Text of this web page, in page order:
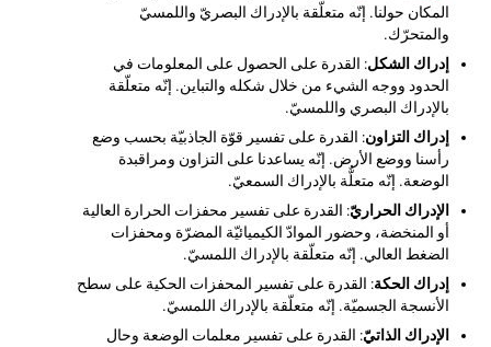
المكان حولنا. إنّه متعلّقة بالإدراك البصريّ واللمسيّ
والمتحرّك.
إدراك الشكل: القدرة على الحصول على المعلومات في
الحدود ووجه الشيء من خلال شكله والتباين. إنّه متعلّقة
بالإدراك البصري واللمسيّ.
إدراك التزاون: القدرة على تفسير قوّة الجاذبيّة بحسب وضع
رأسنا ووضع الأرض. إنّه يساعدنا على التزاون ومراقبدة
الوضعة. إنّه متعلٌّة بالإدراك السمعيّ.
الإدراك الحراريّ: القدرة على تفسير محفزات الحرارة العالية
أو المنخضة، وحضور الموادّ الكيميائيّة المضرّة ومحفزات
الضغط العالي. إنّه متعلّقة بالإدراك اللمسيّ.
إدراك الحكة: القدرة على تفسير المحفزات الحكية على سطح
الأنسجة الجسميّة. إنّه متعلّقة بالإدراك اللمسيّ.
الإدراك الذاتيّ: القدرة على تفسير معلمات الوضعة وحال